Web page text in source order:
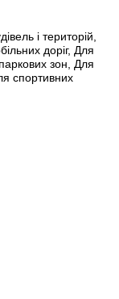
і територій,
доріг, Для
зон, Для
спортивних